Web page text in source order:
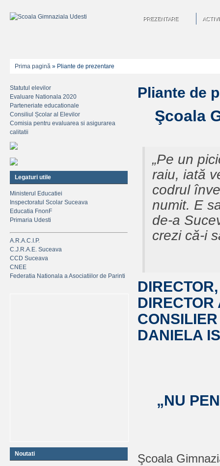
PREZENTARE
Prima pagină » Pliante de prezentare
Pliante de
Şcoala
„Pe un
raiu, iată
codrul
numit. E
de-a
crezi că-i
DANIELA
„NU
Şcoala
Statutul elevilor
Evaluare Nationala 2020
Parteneriate educationale
Consiliul Școlar al Elevilor
Comisia pentru evaluarea si asigurarea
calitatii
Legaturi utile
Ministerul Educatiei
Inspectoratul Scolar Suceava
Educatia FnonF
Primaria Udesti
A.R.A.C.I.P.
C.J.R.A.E. Suceava
CCD Suceava
CNEE
Federatia Nationala a Asociatiilor de Parinti
Noutati